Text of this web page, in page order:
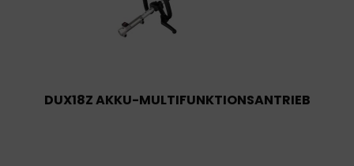
DUX18Z AKKU-MULTIFUNKTIONSANTRIEB